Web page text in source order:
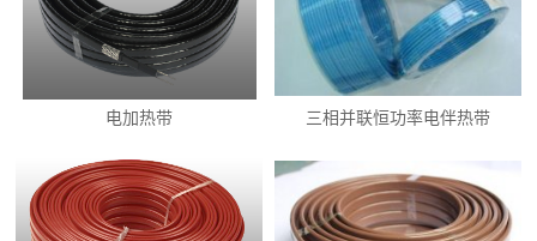
电加热带 三相并联恒功率电伴热带